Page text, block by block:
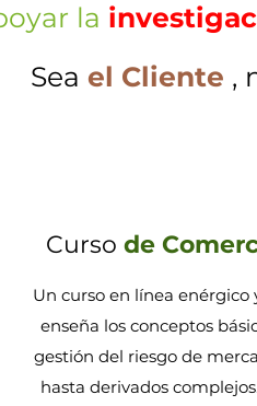
la
Sea el Cliente ,
Curso de
Un curso en línea
enseña los conceptos
gestión del riesgo de
hasta derivados